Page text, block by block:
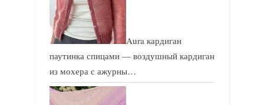
Aura кардиган
паутинка спицами — воздушный кардиган
из мохера с ажурны…